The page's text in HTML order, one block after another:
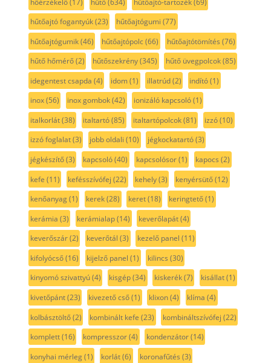
hűtőajtó fogantyúk(23) hűtőajtógumi (77)
hűtőajtógumik(46) hűtőajtópolc(66) hűtőajtótömítés (76)
hűtő hőmérő(2) hűtőszekrény(345) hűtő üvegpolcok(85)
idegentest csapda (4) idom(1) illatrúd(2) indító(1)
inox(56) inox gombok(42) ionizáló kapcsoló(1)
italkorlát(38) italtartó(85) italtartópolcok(81) izzó(10)
izzó foglalat(3) jobb oldali (10) jégkockatartó(3)
jégkészítő(3) kapcsoló(40) kapcsolósor(1) kapocs (2)
kefe (11) kefésszívófej (22) kehely(3) kenyérsütő(12)
kenőanyag(1) kerek(28) keret(18) keringtető(1)
kerámia (3) kerámialap(14) keverőlapát(4)
keverőszár(2) keverőtál (3) kezelő panel (11)
kifolyócső(16) kijelző panel (1) kilincs (30)
kinyomó szivattyú(4) kisgép(34) kiskerék(7) kisállat(1)
kivetőpánt(23) kivezető cső(1) klixon(4) klíma (4)
kolbásztöltő(2) kombinált kefe (23) kombináltszívófej (22)
komplett(16) kompresszor(4) kondenzátor(14)
konyhai mérleg(1) korlát(6) koronafűtés (3)